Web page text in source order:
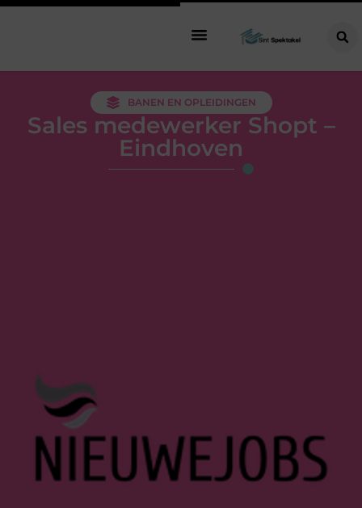
BANEN EN OPLEIDINGEN
Sales medewerker Shopt –
Eindhoven